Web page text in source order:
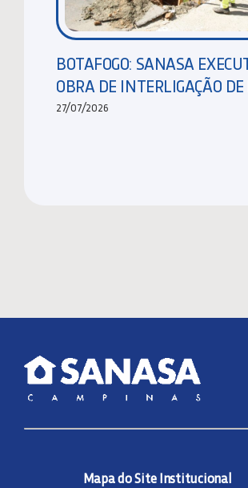
BOTAFOGO: SANASA
OBRA DE INTERLIGAÇÃO DE
27/07/2026
Mapa do Site Institucional